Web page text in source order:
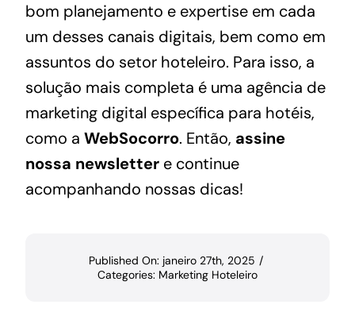
bom planejamento e expertise em cada
um desses canais digitais, bem como em
assuntos do setor hoteleiro. Para isso, a
solução mais completa é uma agência de
marketing digital específica para hotéis,
como a WebSocorro. Então, assine
nossa newslettere continue
acompanhando nossas dicas!
Published On: janeiro 27th, 2025 /
Categories: Marketing Hoteleiro